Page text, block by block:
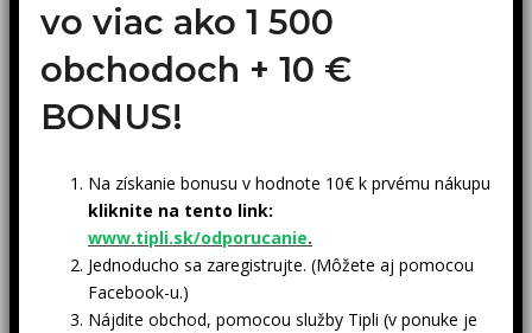
vo viac ako 1 500
obchodoch + 10 €
BONUS!
Na získanie bonusu v hodnote 10€ k prvému nákupu
kliknite na tento link:
www.tipli.sk/odporucanie.
Jednoducho sa zaregistrujte. (Môžete aj pomocou
Facebook-u.)
Nájdite obchod, pomocou služby Tipli (v ponuke je